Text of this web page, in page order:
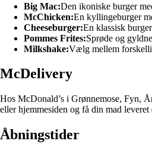
Big Mac:Den ikoniske burger
McChicken:En kyllingeburger
Cheeseburger:En klassisk
Pommes Frites:Sprøde og
Milkshake:Vælg mellem
McDelivery
Hos McDonald’s i Grønnemose, Fyn,
eller hjemmesiden og få din mad
Åbningstider